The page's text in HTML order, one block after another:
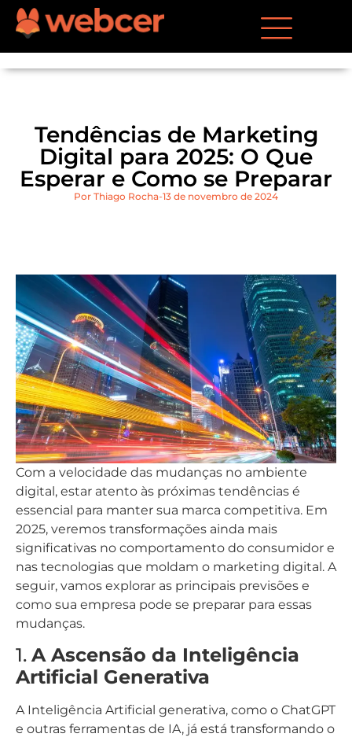
Tendências de Marketing
Digital para 2025: O Que
Esperar e Como se Preparar
Por Thiago Rocha 13 de novembro de 2024
Com a velocidade das mudanças no ambiente
digital, estar atento às próximas tendências é
essencial para manter sua marca competitiva. Em
2025, veremos transformações ainda mais
significativas no comportamento do consumidor e
nas tecnologias que moldam o marketing digital. A
seguir, vamos explorar as principais previsões e
como sua empresa pode se preparar para essas
mudanças.
1. A Ascensão da Inteligência
Artificial Generativa
A Inteligência Artificial generativa, como o ChatGPT
e outras ferramentas de IA, já está transformando o